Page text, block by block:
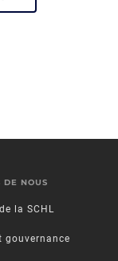
DE NOUS
la SCHL
gouvernance